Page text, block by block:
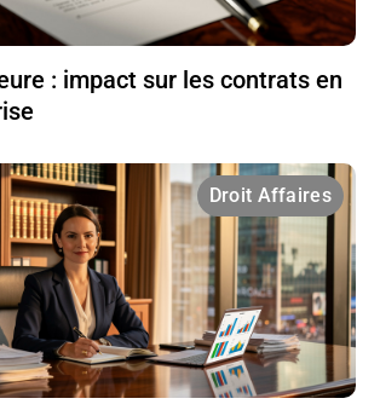
: impact sur les contrats en
Droit Affaires